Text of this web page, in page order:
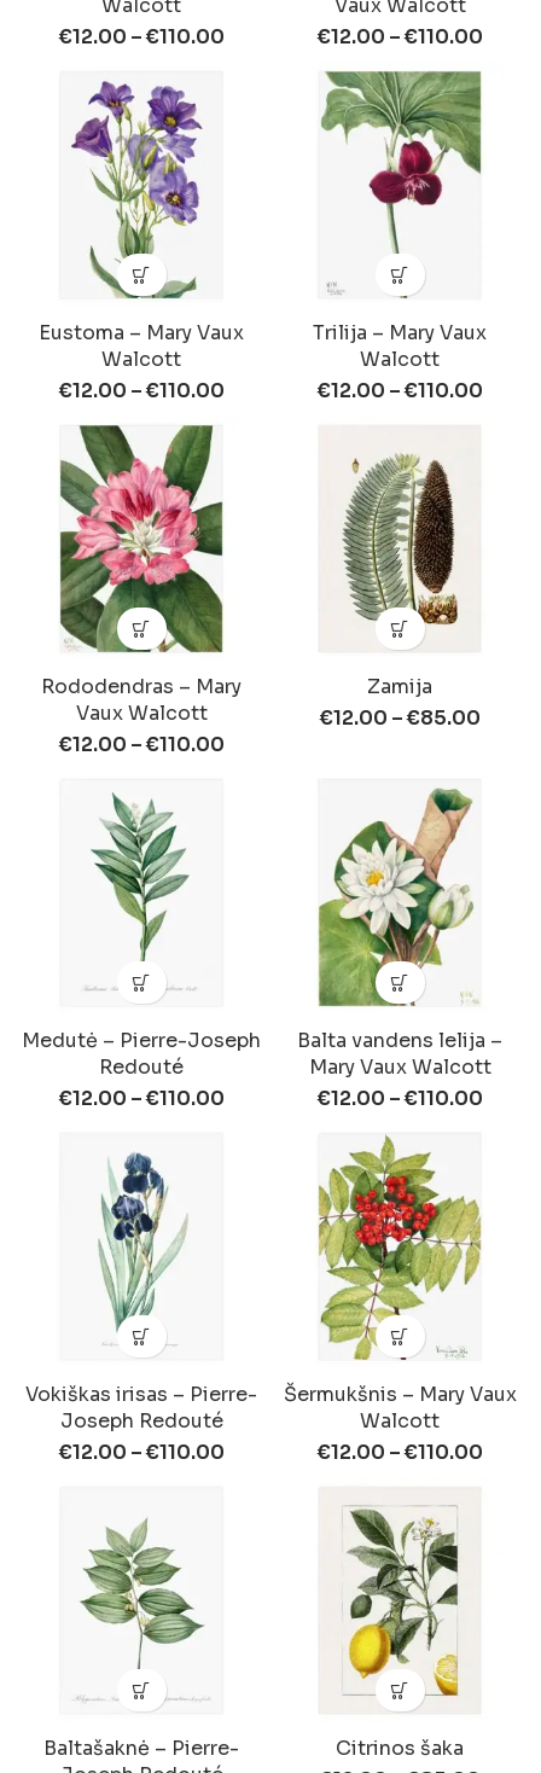
Walcott
€12.00 –€110.00
Vaux Walcott
€12.00 –€110.00
Eustoma – Mary Vaux
Walcott
€12.00 –€110.00
Trilija – Mary Vaux
Walcott
€12.00 –€110.00
Rododendras – Mary
Vaux Walcott
€12.00 –€110.00
Zamija
€12.00 –€85.00
Medutė – Pierre-Joseph
Redouté
€12.00 –€110.00
Balta vandens lelija –
Mary Vaux Walcott
€12.00 –€110.00
Vokiškas irisas – Pierre-
Joseph Redouté
€12.00 –€110.00
Šermukšnis – Mary Vaux
Walcott
€12.00 –€110.00
Baltašaknė – Pierre-
Citrinos šaka